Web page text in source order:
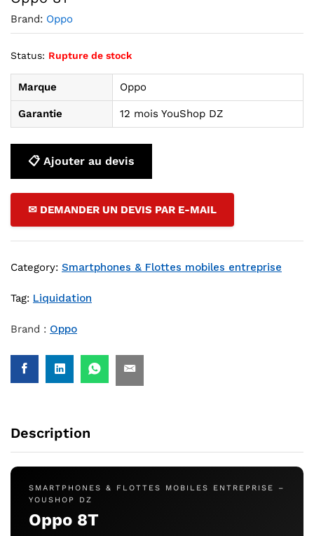
Brand: Oppo
Status: Rupture de stock
Marque Oppo
Garantie 12 mois YouShop DZ
📋 Ajouter au devis
✉ DEMANDER UN DEVIS PAR E-MAIL
Category: Smartphones & Flottes mobiles entreprise
Tag: Liquidation
Brand : Oppo
Description
SMARTPHONES & FLOTTES MOBILES ENTREPRISE –
YOUSHOP DZ
Oppo 8T